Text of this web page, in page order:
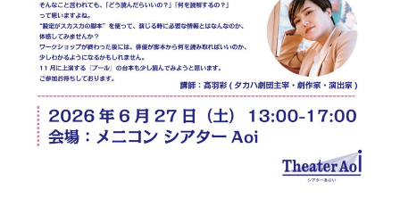
サイトポリシー
個人情報保護方針